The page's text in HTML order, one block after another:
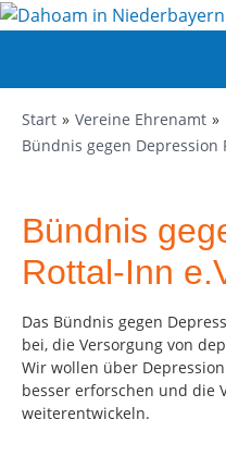
Start
Vereine Ehrenamt
Bündnis gegen Depression
Bündnis
Rottal-Inn
Das Bündnis gegen
bei, die Versorgung von
Wir wollen über
besser erforschen und die
weiterentwickeln.